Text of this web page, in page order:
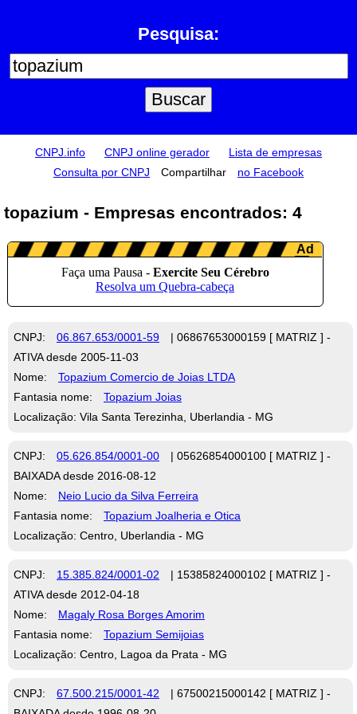
Pesquisa:
CNPJ.info CNPJ online gerador
Lista de empresas
Consulta por CNPJ
Compartilhar no Facebook
topazium - Empresas encontrados: 4
CNPJ: 06.867.653/0001-59
| 06867653000159 [ MATRIZ ] -
ATIVA desde 2005-11-03
Nome:
Topazium Comercio de Joias LTDA
Fantasia nome:
Topazium Joias
Localização: Vila Santa Terezinha, Uberlandia - MG
CNPJ: 05.626.854/0001-00
| 05626854000100 [ MATRIZ ] -
BAIXADA desde 2016-08-12
Nome:
Neio Lucio da Silva Ferreira
Fantasia nome:
Topazium Joalheria e Otica
Localização: Centro, Uberlandia - MG
CNPJ: 15.385.824/0001-02
| 15385824000102 [ MATRIZ ] -
ATIVA desde 2012-04-18
Nome:
Magaly Rosa Borges Amorim
Fantasia nome:
Topazium Semijoias
Localização: Centro, Lagoa da Prata - MG
CNPJ: 67.500.215/0001-42
| 67500215000142 [ MATRIZ ] -